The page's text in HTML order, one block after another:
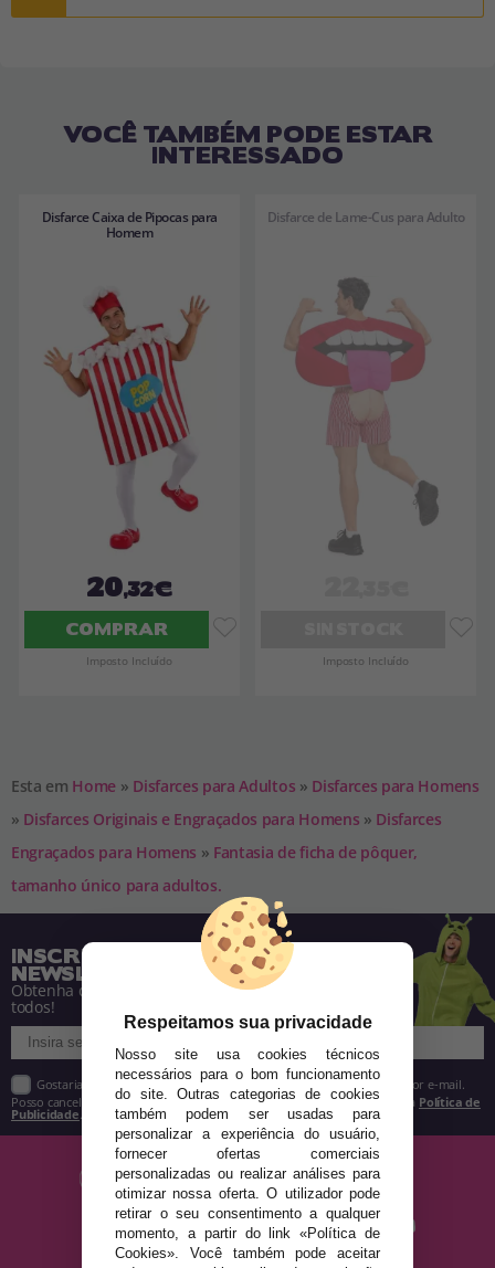
VOCÊ TAMBÉM PODE ESTAR
INTERESSADO
Disfarce Caixa de Pipocas para
Homem
20,32€
COMPRAR
Imposto Incluído
Disfarce de Lame-Cus para Adulto
Imposto Incluído
Esta em Home » Disfarces para Adultos » Disfarces para Homens
» Disfarces Originais e Engraçados para Homens » Disfarces
Engraçados para Homens » Fantasia de ficha de pôquer,
tamanho único para adultos.
INSCREVA-SE NA NOSSA
NEWSLETTER
Obtenha descontos e saiba de tudo antes de
todos!
Gostaria de receber descontos exclusivos, novidades e tendências por e-mail.
Posso cancelar a inscrição a qualquer momento, conforme estipulado na Política de
Publicidade
Respeitamos sua privacidade
Nosso site usa cookies técnicos
necessários para o bom funcionamento
do site. Outras categorias de cookies
também podem ser usadas para
personalizar a experiência do usuário,
fornecer ofertas comerciais
personalizadas ou realizar análises para
otimizar nossa oferta. O utilizador pode
retirar o seu consentimento a qualquer
momento, a partir do link «Política de
Cookies». Você também pode aceitar